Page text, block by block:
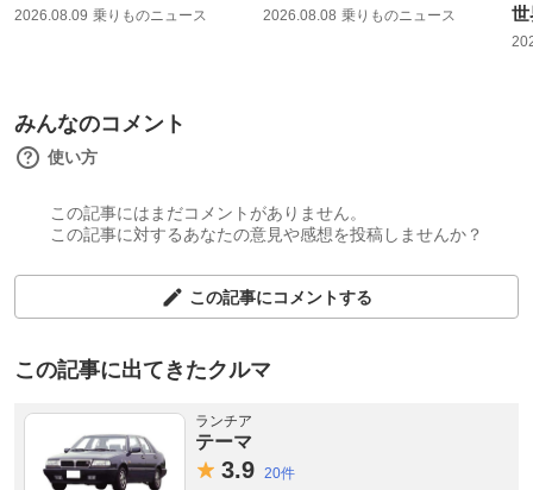
2026.08.09 乗りものニュース 2026.08.08 乗りものニュース
世
みんなのコメント
使い方
この記事にはまだコメントがありません。
この記事に対するあなたの意見や感想を投稿しませんか？
この記事にコメントする
この記事に出てきたクルマ
ランチア
テーマ
3.9 20件